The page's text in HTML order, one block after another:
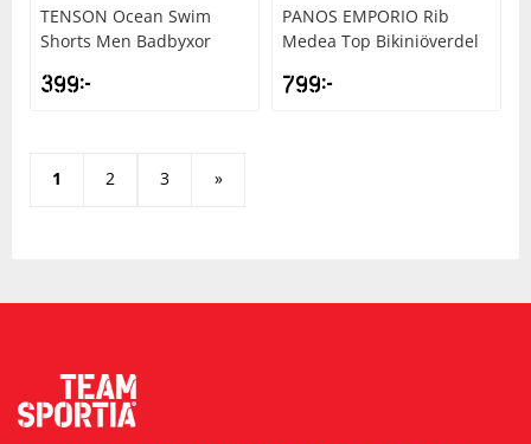
TENSON Ocean Swim
Shorts Men Badbyxor
399kr
PANOS EMPORIO Rib
Medea Top Bikiniöverdel
799kr
1 2 3 »